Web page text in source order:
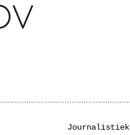
Journalistiek